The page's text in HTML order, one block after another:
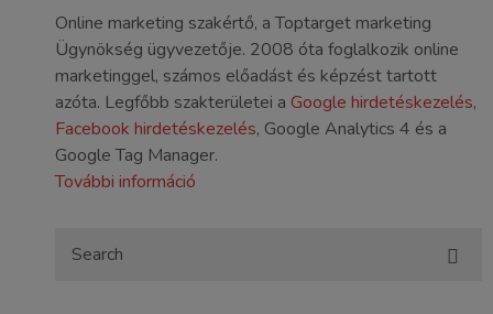
Online marketing szakértő, a Toptarget marketing
Ügynökség ügyvezetője. 2008 óta foglalkozik online
marketinggel, számos előadást és képzést tartott
azóta. Legfőbb szakterületei a Google hirdetéskezelés,
Facebook hirdetéskezelés, Google Analytics 4 és a
Google Tag Manager.
További információ